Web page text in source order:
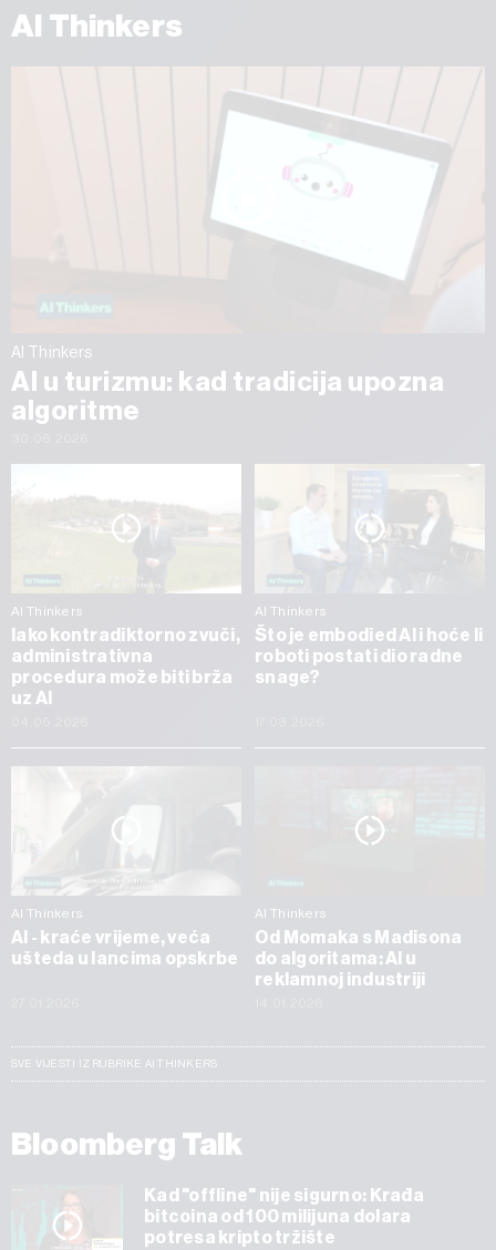
AI Thinkers
AI Thinkers
AI u turizmu: kad tradicija upozna
algoritme
AI Thinkers
Iako kontradiktorno zvuči,
administrativna
procedura može biti brža
uz AI
AI Thinkers
Što je embodied AI i hoće li
roboti postati dio radne
snage?
AI Thinkers
AI - kraće vrijeme, veća
ušteda u lancima opskrbe
AI Thinkers
Od Momaka s Madisona
do algoritama: AI u
reklamnoj industriji
SVE VIJESTI IZ RUBRIKE AI THINKERS
Bloomberg Talk
Kad "offline" nije sigurno: Krađa
bitcoina od 100 milijuna dolara
potresa kripto tržište